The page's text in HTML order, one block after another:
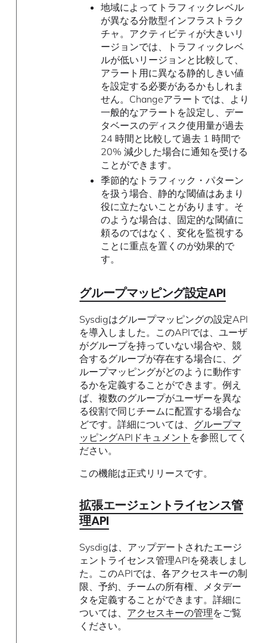
地域によってトラフィックレベル
が異なる分散型インフラストラク
チャ。アクティビティが大きいリ
ージョンでは、トラフィックレベ
ルが低いリージョンと比較して、
アラート用に異なる静的しきい値
を設定する必要があるかもしれま
せん。Changeアラートでは、より
一般的なアラートを設定し、デー
タベースのディスク使用量が過去
24 時間と比較して過去 1 時間で
20% 減少した場合に通知を受ける
ことができます。
季節的なトラフィック・パターン
を扱う場合、静的な閾値はあまり
役に立たないことがあります。そ
のような場合は、固定的な閾値に
頼るのではなく、変化を監視する
ことに重点を置くのが効果的で
す。
グループマッピング設定API
Sysdigはグループマッピングの設定API
を導入しました。このAPIでは、ユーザ
がグループを持っていない場合や、競
合するグループが存在する場合に、グ
ループマッピングがどのように動作す
るかを定義することができます。例え
ば、複数のグループがユーザーを異な
る役割で同じチームに配置する場合な
どです。詳細については、 グループマ
ッピングAPIドキュメント を参照してく
ださい。
この機能は正式リリースです。
拡張エージェントライセンス管
理API
Sysdigは、アップデートされたエージ
ェントライセンス管理APIを発表しまし
た。このAPIでは、各アクセスキーの制
限、予約、チームの所有権、メタデー
タを定義することができます。詳細に
ついては、 アクセスキーの管理をご覧
ください。